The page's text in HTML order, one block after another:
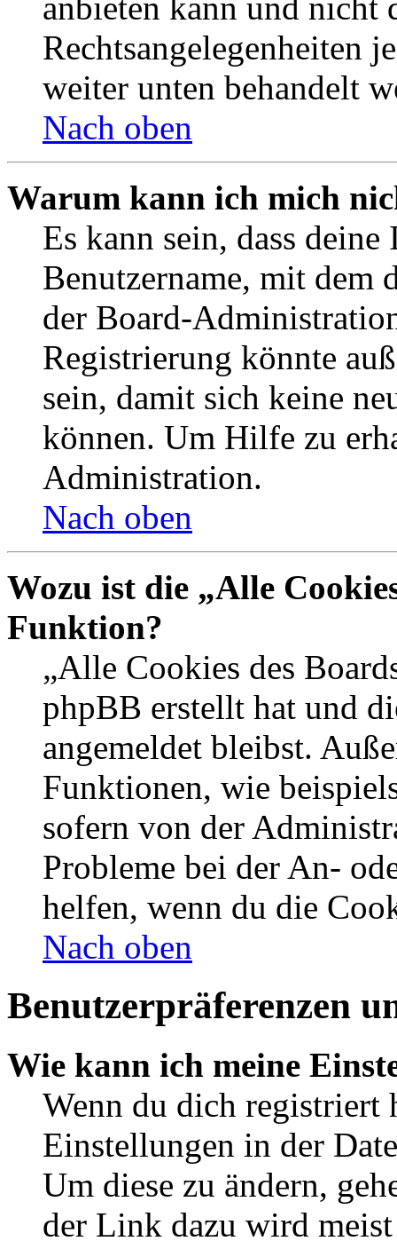
Rechtsangelegenheiten
weiter unten behandelt
Nach oben
Warum kann ich mich
Es kann sein, dass
Benutzername, mit dem
der Board-
Registrierung könnte
sein, damit sich keine
können. Um Hilfe zu
Administration.
Nach oben
Wozu ist die „Alle
Funktion?
„Alle Cookies des
phpBB erstellt hat und
angemeldet bleibst.
Funktionen, wie
sofern von der
Probleme bei der An-
helfen, wenn du die
Nach oben
Benutzerpräferenzen
Wie kann ich meine
Wenn du dich registriert
Einstellungen in der
Um diese zu ändern,
der Link dazu wird